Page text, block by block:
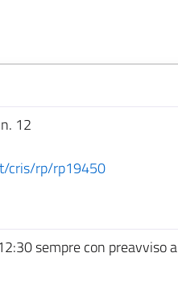
12
cris/rp/rp19450
sempre con preavviso a